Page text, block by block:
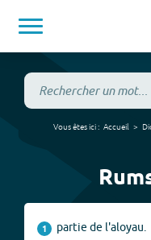
Vous êtes ici : Accueil
1 partie de l'aloyau.